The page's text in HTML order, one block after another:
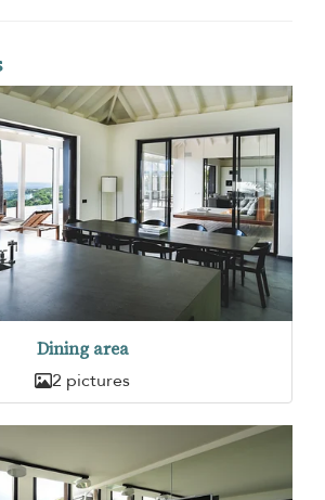
Dining area
2 pictures